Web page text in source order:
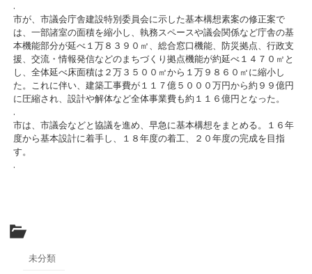
.
市が、市議会庁舎建設特別委員会に示した基本構想素案の修正案で
は、一部諸室の面積を縮小し、執務スペースや議会関係など庁舎の基
本機能部分が延べ１万８３９０㎡、総合窓口機能、防災拠点、行政支
援、交流・情報発信などのまちづくり拠点機能が約延べ１４７０㎡と
し、全体延べ床面積は２万３５００㎡から１万９８６０㎡に縮小し
た。これに伴い、建築工事費が１１７億５０００万円から約９９億円
に圧縮され、設計や解体など全体事業費も約１１６億円となった。
.
市は、市議会などと協議を進め、早急に基本構想をまとめる。１６年
度から基本設計に着手し、１８年度の着工、２０年度の完成を目指
す。
.
未分類